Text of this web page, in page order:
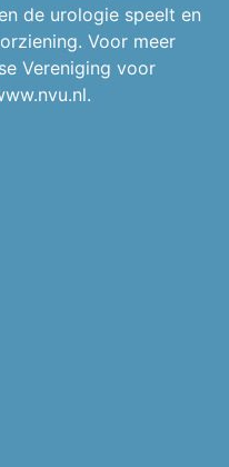
de urologie speelt en
Voor meer
Vereniging voor